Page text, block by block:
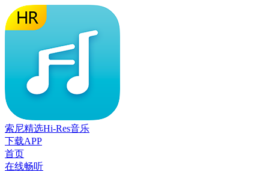
索尼精选Hi-Res音乐
下载APP
首页
在线畅听